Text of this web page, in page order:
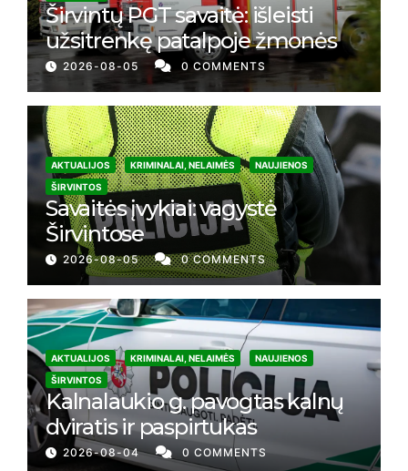
Širvintų PGT savaitė: išleisti
užsitrenkę patalpoje žmonės
2026-08-05 0 COMMENTS
AKTUALIJOS KRIMINALAI, NELAIMĖS
NAUJIENOS
ŠIRVINTOS
Savaitės įvykiai: vagystė
Širvintose
2026-08-05 0 COMMENTS
AKTUALIJOS KRIMINALAI, NELAIMĖS
NAUJIENOS
ŠIRVINTOS
Kalnalaukio g. pavogtas kalnų
dviratis ir paspirtukas
2026-08-04 0 COMMENTS